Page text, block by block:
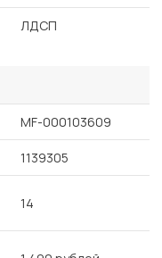
ЛДСП
MF-000103609
1139305
14